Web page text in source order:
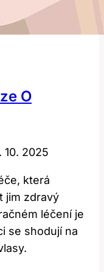
O
10. 2025
která
jim zdravý
léčení je
se shodují na